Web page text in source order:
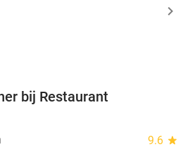
bij Restaurant
9.6 star